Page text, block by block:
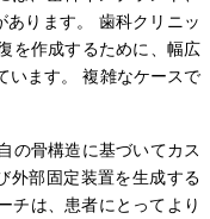
ります。 歯科クリニッ
を作成するために、幅広
います。 複雑なケースで
の骨構造に基づいてカス
外部固定装置を生成する
チは、患者にとってより